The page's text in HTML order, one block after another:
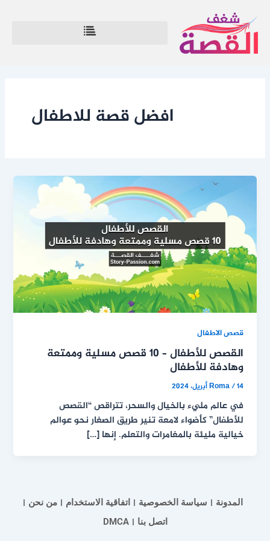
إلى
المحتوى
افضل قصة للاطفال
قصص الاطفال
القصص للأطفال – 10 قصص مسلية وممتعة
وهادفة للأطفال
Roma/14 أبريل، 2024
في عالم مليء بالخيال والسحر، تتراقص “القصص
للأطفال” كأضواء لامعة تنير طريق الصغار نحو عوالم
خيالية مليئة بالمغامرات والتعلم. إنها […]
المدونة سياسة الخصوصية اتفاقية الاستخدام
من نحن
اتصل بنا
DMCA